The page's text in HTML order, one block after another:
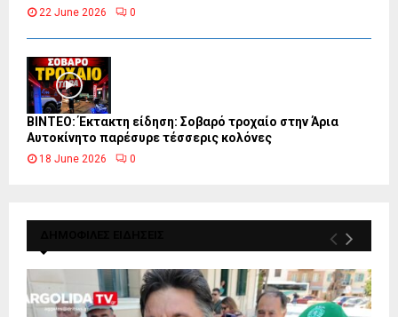
22 June 2026 0
ΒΙΝΤΕΟ: Έκτακτη είδηση: Σοβαρό τροχαίο στην Άρια
Αυτοκίνητο παρέσυρε τέσσερις κολόνες
18 June 2026 0